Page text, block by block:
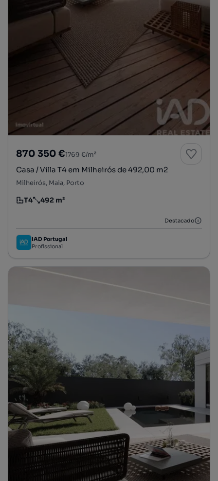
870 350 €1769 €/m²
Casa / Villa T4 em Milheirós de 492,00 m2
Milheirós, Maia, Porto
Tipologia
T4
Preço por metro quadrado
492 m²
Destacado
IAD Portugal
Profissional